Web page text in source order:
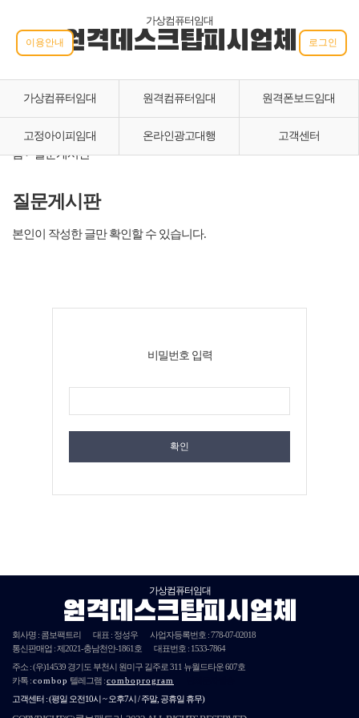
가상컴퓨터임대
원격데스크탑피시업체
이용안내 로그인
가상컴퓨터임대 원격컴퓨터임대 원격폰보드임대
고정아이피임대 온라인광고대행 고객센터
홈 > 질문게시판
질문게시판
본인이 작성한 글만 확인할 수 있습니다.
비밀번호 입력
확인
가상컴퓨터임대
원격데스크탑피시업체
회사명 : 콤보팩트리 대표 : 정성우 사업자등록번호 :778-07-02018
통신판매업 : 제 2021-충남천안-1861호
대표번호 : 1533-7864
주소 :(우)14539 경기도 부천시 원미구 길주로 311 뉴월드타운 607호
카톡 :combop 텔레그램 :comboprogram
고객센터 :(평일 오전10시 ~ 오후7시 / 주말, 공휴일 휴무)